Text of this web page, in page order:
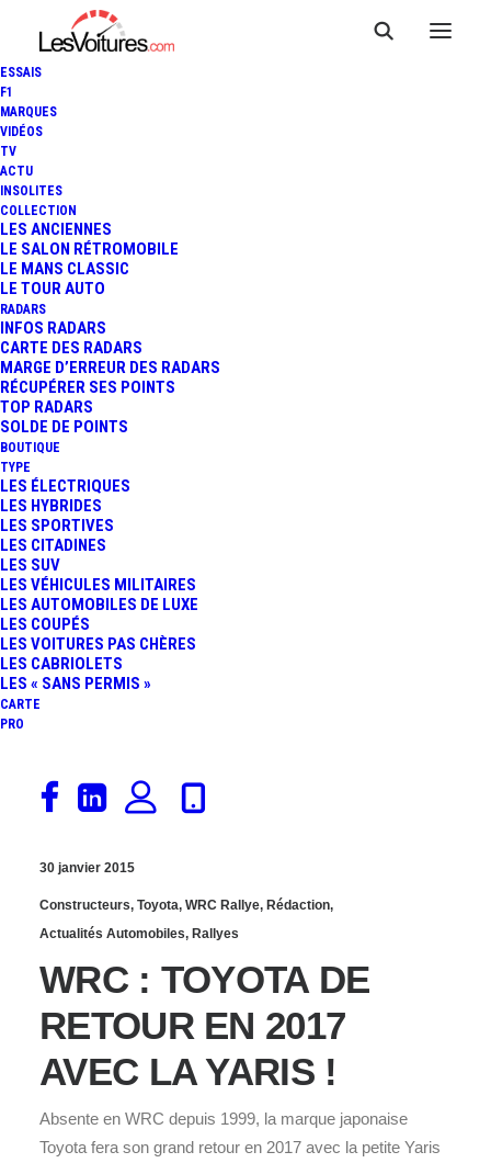
ESSAIS
F1
MARQUES
VIDÉOS
TV
ACTU
INSOLITES
COLLECTION
LES ANCIENNES
LE SALON RÉTROMOBILE
LE MANS CLASSIC
LE TOUR AUTO
RADARS
INFOS RADARS
CARTE DES RADARS
MARGE D’ERREUR DES RADARS
RÉCUPÉRER SES POINTS
TOP RADARS
SOLDE DE POINTS
BOUTIQUE
TYPE
LES ÉLECTRIQUES
LES HYBRIDES
LES SPORTIVES
LES CITADINES
LES SUV
LES VÉHICULES MILITAIRES
LES AUTOMOBILES DE LUXE
LES COUPÉS
LES VOITURES PAS CHÈRES
LES CABRIOLETS
LES « SANS PERMIS »
CARTE
PRO
FIA WEC : LES
NOUVELLES TOYOTA
TS040 HYBRID
DÉVOILÉES !
30 janvier 2015
Constructeurs, Toyota, WRC Rallye, Rédaction,
Actualités Automobiles, Rallyes
WRC : TOYOTA DE
RETOUR EN 2017
AVEC LA YARIS !
Absente en WRC depuis 1999, la marque japonaise
Toyota fera son grand retour en 2017 avec la petite Yaris